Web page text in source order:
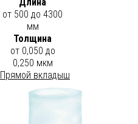
от 500 до 4300
мм
Толщина
от 0,050 до
0,250 мкм
Прямой вкладыш